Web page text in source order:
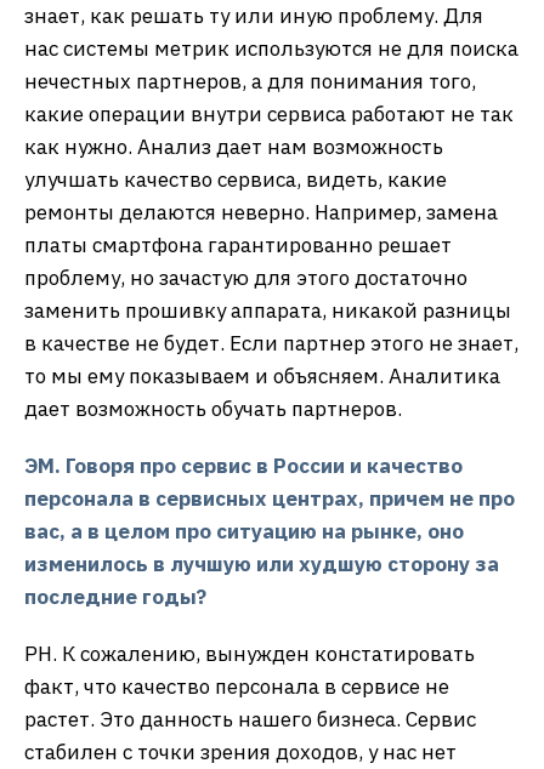
знает, как решать ту или иную проблему. Для
нас системы метрик используются не для поиска
нечестных партнеров, а для понимания того,
какие операции внутри сервиса работают не так
как нужно. Анализ дает нам возможность
улучшать качество сервиса, видеть, какие
ремонты делаются неверно. Например, замена
платы смартфона гарантированно решает
проблему, но зачастую для этого достаточно
заменить прошивку аппарата, никакой разницы
в качестве не будет. Если партнер этого не знает,
то мы ему показываем и объясняем. Аналитика
дает возможность обучать партнеров.
ЭМ. Говоря про сервис в России и качество
персонала в сервисных центрах, причем не про
вас, а в целом про ситуацию на рынке, оно
изменилось в лучшую или худшую сторону за
последние годы?
РН. К сожалению, вынужден констатировать
факт, что качество персонала в сервисе не
растет. Это данность нашего бизнеса. Сервис
стабилен с точки зрения доходов, у нас нет